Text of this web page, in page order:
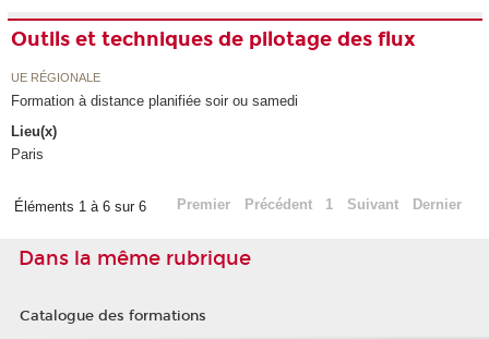
Outils et techniques de pilotage des flux
UE RÉGIONALE
Formation à distance planifiée soir ou samedi
Lieu(x)
Paris
Éléments 1 à 6 sur 6 Premier Précédent 1 Suivant Dernier
Dans la même rubrique
Catalogue des formations